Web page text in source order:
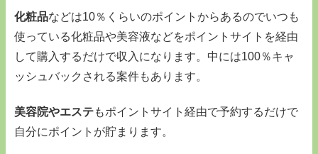
化粧品などは10％くらいのポイントからあるのでいつも
使っている化粧品や美容液などをポイントサイトを経由
して購入するだけで収入になります。中には100％キャ
ッシュバックされる案件もあります。
美容院やエステもポイントサイト経由で予約するだけで
自分にポイントが貯まります。